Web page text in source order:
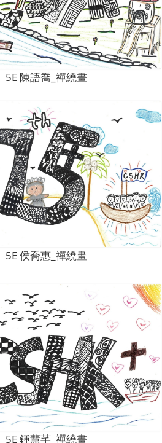
5E 陳語喬_禪繞畫
5E 侯喬惠_禪繞畫
5E 鍾慧芊_禪繞畫